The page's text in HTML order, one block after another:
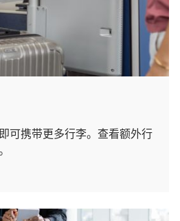
可携带更多行李。查看额外行